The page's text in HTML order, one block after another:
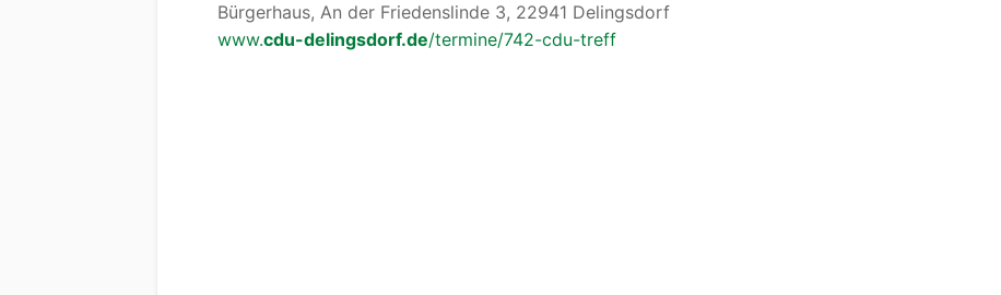
Bürgerhaus, An der Friedenslinde 3, 22941 Delingsdorf
www.cdu-delingsdorf.de/termine/742-cdu-treff